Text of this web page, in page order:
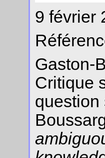
9 février
Gaston-
Critique
question